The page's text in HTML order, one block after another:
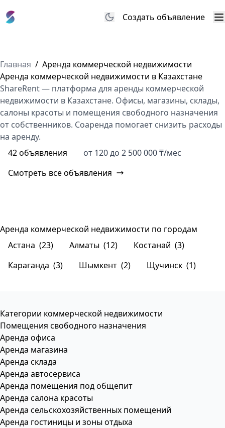
Создать объявление
Главная / Аренда коммерческой недвижимости
Аренда коммерческой недвижимости в Казахстане
ShareRent — платформа для аренды коммерческой
недвижимости в Казахстане. Офисы, магазины, склады,
салоны красоты и помещения свободного назначения
от собственников. Соаренда помогает снизить расходы
на аренду.
42 объявления
от 120 до 2 500 000 ₸/мес
Смотреть все объявления
Аренда коммерческой недвижимости по городам
Астана (23) Алматы (12) Костанай (3)
Караганда (3) Шымкент (2) Щучинск (1)
Категории коммерческой недвижимости
Помещения свободного назначения
Аренда офиса
Аренда магазина
Аренда склада
Аренда автосервиса
Аренда помещения под общепит
Аренда салона красоты
Аренда сельскохозяйственных помещений
Аренда гостиницы и зоны отдыха